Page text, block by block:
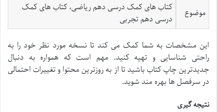
موضوع
کتاب های کمک درسی دهم ریاضی، کتاب های کمک
درسی دهم تجربی
این مشخصات به شما کمک می کند تا نسخه مورد نظر خود را به
راحتی شناسایی و تهیه کنید. مهم است که همواره به دنبال
جدیدترین چاپ کتاب باشید تا از به روزترین محتوا و تغییرات احتمالی
در سرفصل ها بهره مند شوید.
نتیجه گیری